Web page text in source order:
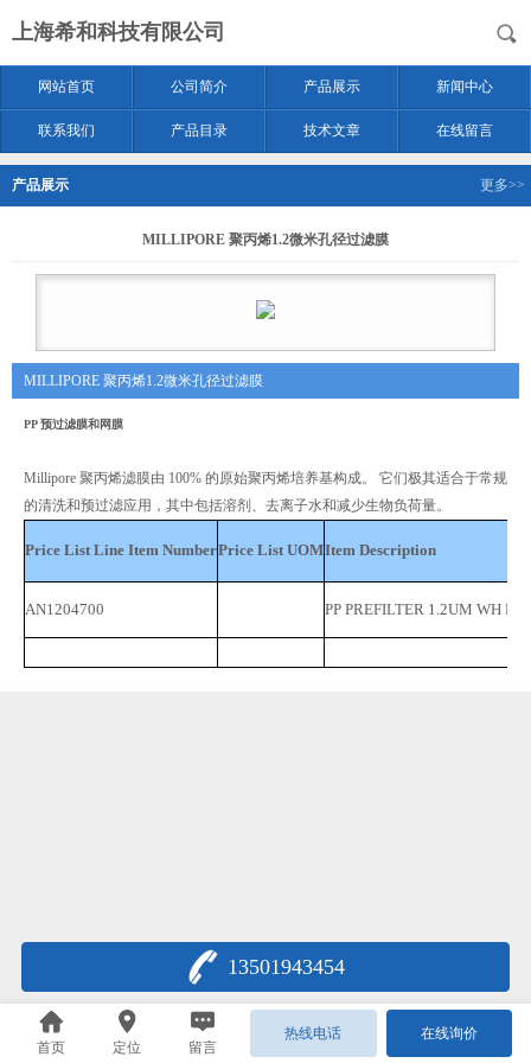
上海希和科技有限公司
网站首页 公司简介 产品展示 新闻中心
联系我们 产品目录 技术文章 在线留言
产品展示 更多>>
MILLIPORE 聚丙烯1.2微米孔径过滤膜
MILLIPORE 聚丙烯1.2微米孔径过滤膜
PP 预过滤膜和网膜
Millipore 聚丙烯滤膜由 100% 的原始聚丙烯培养基构成。 它们极其适合于常规
的清洗和预过滤应用，其中包括溶剂、去离子水和减少生物负荷量。
Price List Line Item NumberPrice List UOMItem Description
AN1204700 PP PREFILTER 1.2UM WH
13501943454
首页 定位 留言
热线电话 在线询价